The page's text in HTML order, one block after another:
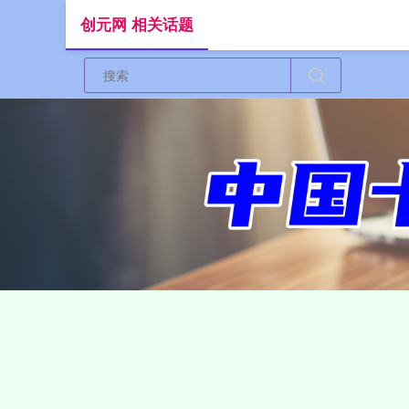
创元网 相关话题